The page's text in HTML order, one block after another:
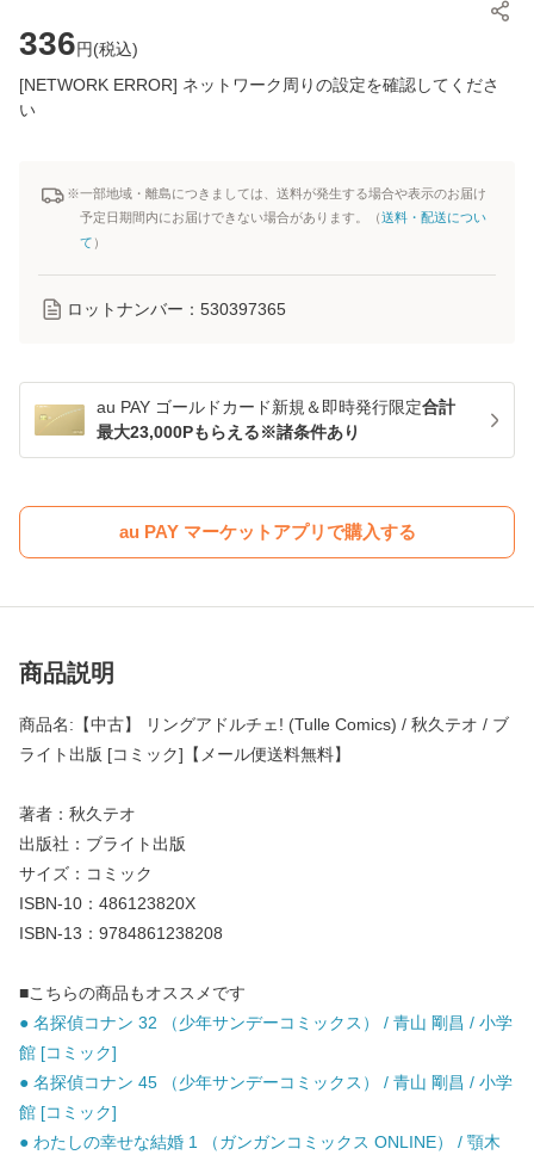
336円(税込)
[NETWORK ERROR] ネットワーク周りの設定を確認してくださ
い
※一部地域・離島につきましては、送料が発生する場合や表示のお届け
予定日期間内にお届けできない場合があります。（送料・配送につい
て ）
ロットナンバー： 530397365
au PAY ゴールドカード新規＆即時発行限定合計
最大23,000Pもらえる※諸条件あり
au PAY マーケットアプリで購入する
商品説明
商品名:【中古】 リングアドルチェ! (Tulle Comics) / 秋久テオ / ブ
ライト出版 [コミック]【メール便送料無料】
著者：秋久テオ
出版社：ブライト出版
サイズ：コミック
ISBN-10：486123820X
ISBN-13：9784861238208
■こちらの商品もオススメです
● 名探偵コナン 32 （少年サンデーコミックス） / 青山 剛昌 / 小学
館 [コミック]
● 名探偵コナン 45 （少年サンデーコミックス） / 青山 剛昌 / 小学
館 [コミック]
● わたしの幸せな結婚 1 （ガンガンコミックス ONLINE） / 顎木